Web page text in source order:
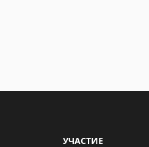
УЧАСТИЕ